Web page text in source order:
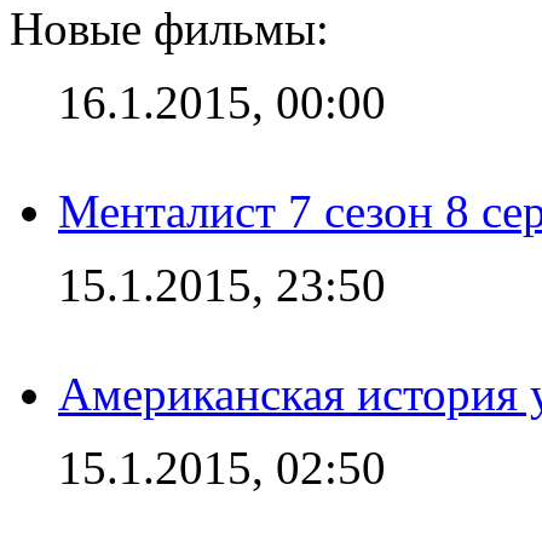
Новые фильмы:
16.1.2015, 00:00
Менталист 7 сезон 8
15.1.2015, 23:50
Американская история
15.1.2015, 02:50